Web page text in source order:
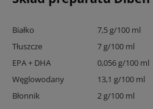
Białko 7,5 g/100 ml
Tłuszcze
7 g/100 ml
EPA + DHA
0,056 g/100 ml
Węglowodany
13,1 g/100 ml
Błonnik
2 g/100 ml